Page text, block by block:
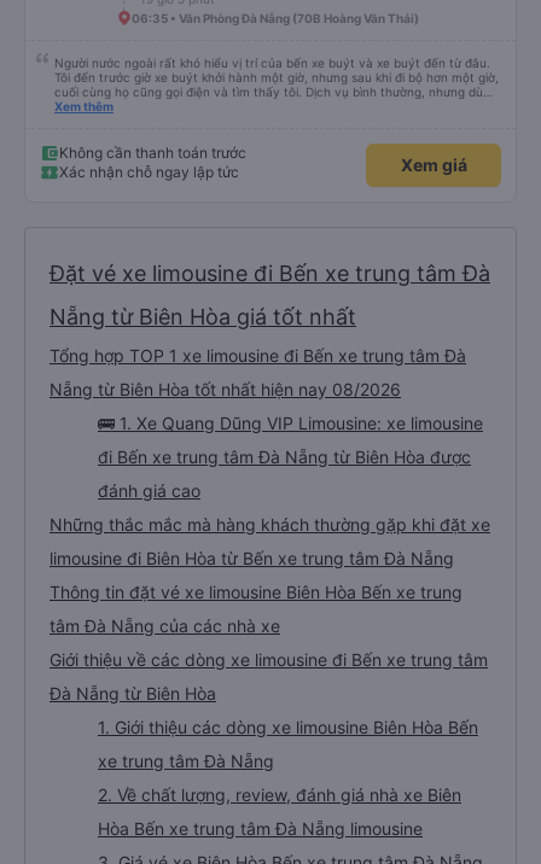
&quot;B Bạn bị sao vậy?&quot; Chuyện gì xảy ra với bạn vậy?&quot; Bây giờ
là 2:30 và tôi đang nói về nó. ạn bằng xe bu lông Limousine. Tôi nghĩ tài xế
nếu không có tài xế... Cảm ơn các bạn rất nhiều.
06:35 • Văn Phòng Đà Nẵng (70B Hoàng Văn Thái)
Người nước ngoài rất khó hiểu vị trí của bến xe buýt và xe buýt đến từ đâu.
Tôi đến trước giờ xe buýt khởi hành một giờ, nhưng sau khi đi bộ hơn một giờ,
cuối cùng họ cũng gọi điện và tìm thấy tôi. Dịch vụ bình thường, nhưng dù
sao thì tôi ngủ ngon hơn ở khách sạn vì tôi rất thoải mái. Sẽ tuyệt hơn nếu
Xem thêm
Không cần thanh toán trước
Xác nhận chỗ ngay lập tức
Xem giá
Đặt vé xe limousine đi Bến xe trung tâm Đà
Nẵng từ Biên Hòa giá tốt nhất
Tổng hợp TOP 1 xe limousine đi Bến xe trung tâm Đà
Nẵng từ Biên Hòa tốt nhất hiện nay 08/2026
🚌 1. Xe Quang Dũng VIP Limousine: xe limousine
đi Bến xe trung tâm Đà Nẵng từ Biên Hòa được
đánh giá cao
Những thắc mắc mà hàng khách thường gặp khi đặt xe
limousine đi Biên Hòa từ Bến xe trung tâm Đà Nẵng
Thông tin đặt vé xe limousine Biên Hòa Bến xe trung
tâm Đà Nẵng của các nhà xe
Giới thiệu về các dòng xe limousine đi Bến xe trung tâm
Đà Nẵng từ Biên Hòa
1. Giới thiệu các dòng xe limousine Biên Hòa Bến
xe trung tâm Đà Nẵng
2. Về chất lượng, review, đánh giá nhà xe Biên
Hòa Bến xe trung tâm Đà Nẵng limousine